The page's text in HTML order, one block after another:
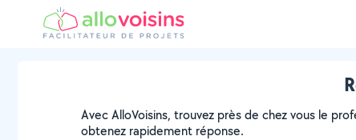
Avec AlloVoisins, trouvez près de chez vous le
obtenez rapidement réponse.